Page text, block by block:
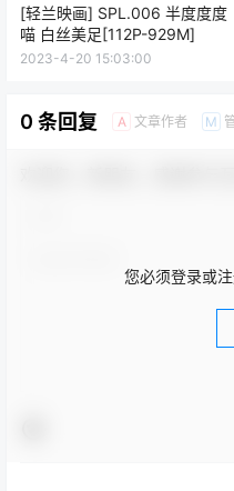
[轻兰映画] SPL.006 半度度度
喵 白丝美足[112P-929M]
2023-4-20 15:03:00
0 条回复 A 文章作者 M
您必须登录或